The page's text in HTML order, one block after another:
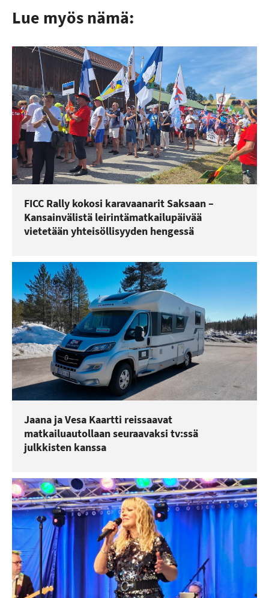
Lue myös nämä:
FICC Rally kokosi karavaanarit Saksaan –
Kansainvälistä leirintämatkailupäivää
vietetään yhteisöllisyyden hengessä
Jaana ja Vesa Kaartti reissaavat
matkailuautollaan seuraavaksi tv:ssä
julkkisten kanssa